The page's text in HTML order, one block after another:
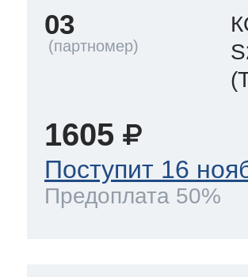
03
1605
Поступит 16
Предоплата 50%